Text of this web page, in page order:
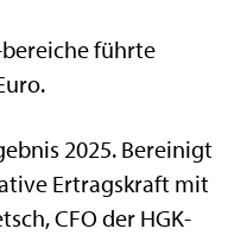
führte
2025. Bereinigt
Ertragskraft mit
CFO der HGK-